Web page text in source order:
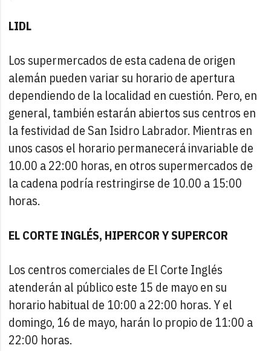
LIDL
Los supermercados de esta cadena de origen
alemán pueden variar su horario de apertura
dependiendo de la localidad en cuestión. Pero, en
general, también estarán abiertos sus centros en
la festividad de San Isidro Labrador. Mientras en
unos casos el horario permanecerá invariable de
10.00 a 22:00 horas, en otros supermercados de
la cadena podría restringirse de 10.00 a 15:00
horas.
EL CORTE INGLÉS, HIPERCOR Y SUPERCOR
Los centros comerciales de El Corte Inglés
atenderán al público este 15 de mayo en su
horario habitual de 10:00 a 22:00 horas. Y el
domingo, 16 de mayo, harán lo propio de 11:00 a
22:00 horas.